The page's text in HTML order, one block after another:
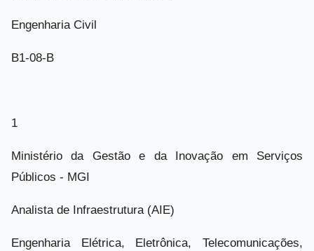
Engenharia Civil
B1-08-B
1
Ministério da Gestão e da Inovação em Serviços
Públicos - MGI
Analista de Infraestrutura (AIE)
Engenharia Elétrica, Eletrônica, Telecomunicações,